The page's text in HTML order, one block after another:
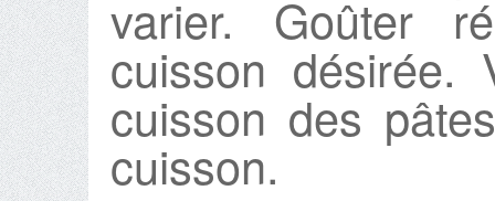
varier. Goûter
cuisson désirée.
cuisson des
cuisson.